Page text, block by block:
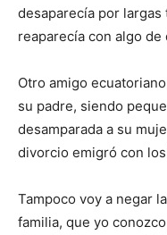
desaparecía por
reaparecía con algo de
Otro amigo
su padre, siendo
desamparada a su
divorcio emigró con
Tampoco voy a negar
familia, que yo